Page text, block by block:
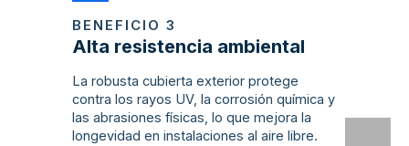
BENEFICIO 3
Alta resistencia ambiental
La robusta cubierta exterior protege
contra los rayos UV, la corrosión química y
las abrasiones físicas, lo que mejora la
longevidad en instalaciones al aire libre.